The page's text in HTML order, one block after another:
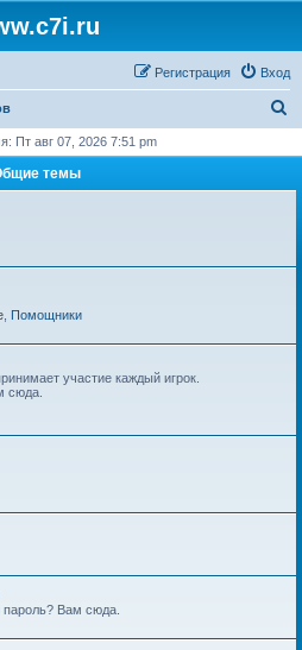
Вход
Регистрация
с
Пт авг 07, 2026 7:51 pm
темы
Помощники
участие каждый игрок.
сюда.
Вам сюда.